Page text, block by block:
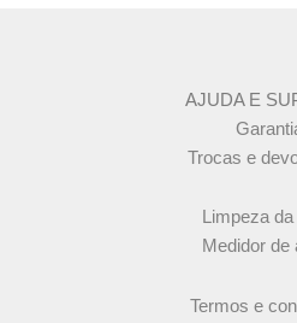
AJUDA E
Trocas e
Limpeza
Medidor de
Termos e